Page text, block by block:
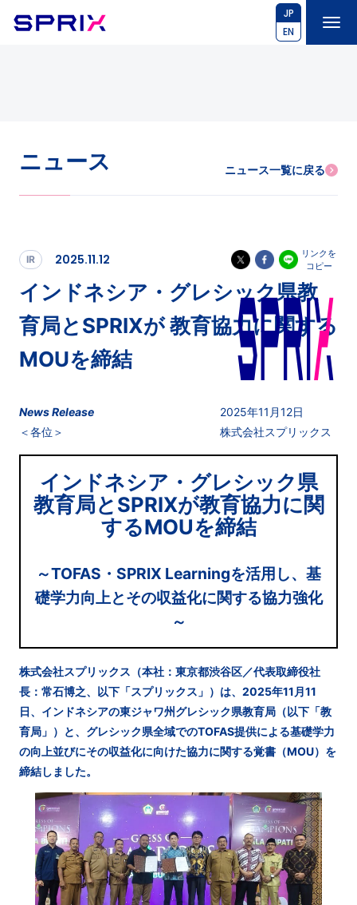
JP
EN
ニュース ニュース一覧に戻る
IR 2025.11.12
リンクを
コピー
インドネシア・グレシック県教
育局とSPRIXが 教育協力に関する
MOUを締結
News Release
＜各位＞
2025年11月12日
株式会社スプリックス
インドネシア・グレシック県
教育局とSPRIXが教育協力に関
するMOUを締結
～TOFAS・SPRIX Learningを活用し、基
礎学力向上とその収益化に関する協力強化
～
株式会社スプリックス（本社：東京都渋谷区／代表取締役社
長：常石博之、以下「スプリックス」）は、2025年11月11
日、インドネシアの東ジャワ州グレシック県教育局（以下「教
育局」）と、グレシック県全域でのTOFAS提供による基礎学力
の向上並びにその収益化に向けた協力に関する覚書（MOU）を
締結しました。